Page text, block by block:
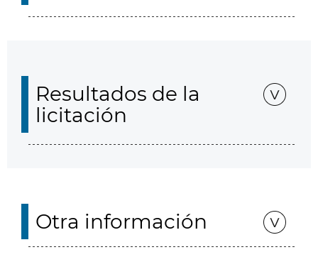
Resultados de la
licitación
Otra información